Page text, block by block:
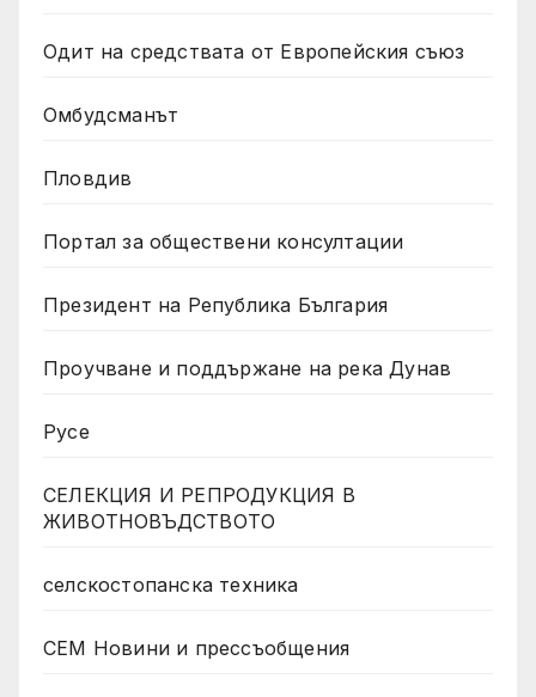
Одит на средствата от Европейския съюз
Омбудсманът
Пловдив
Портал за обществени консултации
Президент на Република България
Проучване и поддържане на река Дунав
Русе
СЕЛЕКЦИЯ И РЕПРОДУКЦИЯ В
ЖИВОТНОВЪДСТВОТО
селскостопанска техника
СЕМ Новини и прессъобщения